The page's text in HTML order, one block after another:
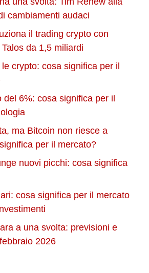
cambiamenti audaci
il trading crypto con
Talos da 1,5 miliardi
crypto: cosa significa per il
del 6%: cosa significa per il
ma Bitcoin non riesce a
per il mercato?
nuovi picchi: cosa significa
cosa significa per il mercato
a una svolta: previsioni e
2026